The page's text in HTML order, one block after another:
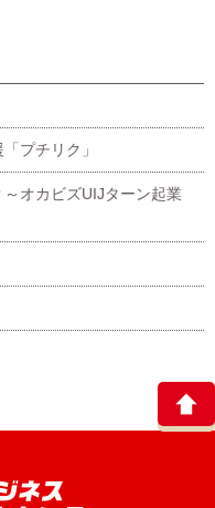
プチリク」
オカビズUIJターン起業